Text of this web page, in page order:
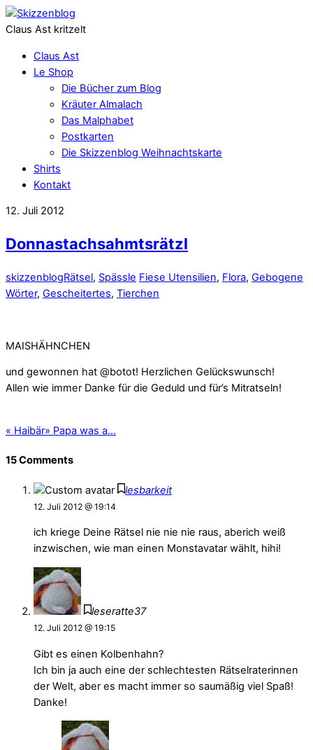
Claus Ast kritzelt
Claus Ast
Le Shop
Die Bücher zum Blog
Kräuter Almalach
Das Malphabet
Postkarten
Die Skizzenblog Weihnachtskarte
Shirts
Kontakt
12. Juli 2012
Donnastachsahmtsrätzl
skizzenblogRätsel, Spässle Fiese Utensilien, Flora, Gebogene
Wörter, Gescheitertes, Tierchen
MAISHÄHNCHEN
und gewonnen hat @botot! Herzlichen Gelückswunsch!
Allen wie immer Danke für die Geduld und für’s Mitratseln!
« Haibär» Papa was a…
15 Comments
lesbarkeit
12. Juli 2012 @ 19:14
ich kriege Deine Rätsel nie nie nie raus, aberich weiß
inzwischen, wie man einen Monstavatar wählt, hihi!
leseratte37
12. Juli 2012 @ 19:15
Gibt es einen Kolbenhahn?
Ich bin ja auch eine der schlechtesten Rätselraterinnen
der Welt, aber es macht immer so saumäßig viel Spaß!
Danke!